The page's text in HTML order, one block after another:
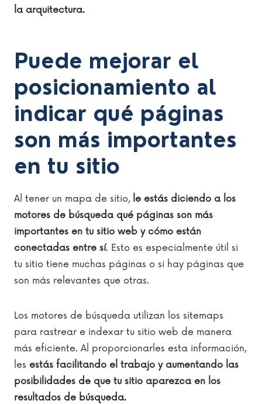
la arquitectura.
Puede mejorar el
posicionamiento al
indicar qué páginas
son más importantes
en tu sitio
Al tener un mapa de sitio, le estás diciendo a los
motores de búsqueda qué páginas son más
importantes en tu sitio web y cómo están
conectadas entre sí. Esto es especialmente útil si
tu sitio tiene muchas páginas o si hay páginas que
son más relevantes que otras.
Los motores de búsqueda utilizan los sitemaps
para rastrear e indexar tu sitio web de manera
más eficiente. Al proporcionarles esta información,
les estás facilitando el trabajo y aumentando las
posibilidades de que tu sitio aparezca en los
resultados de búsqueda.